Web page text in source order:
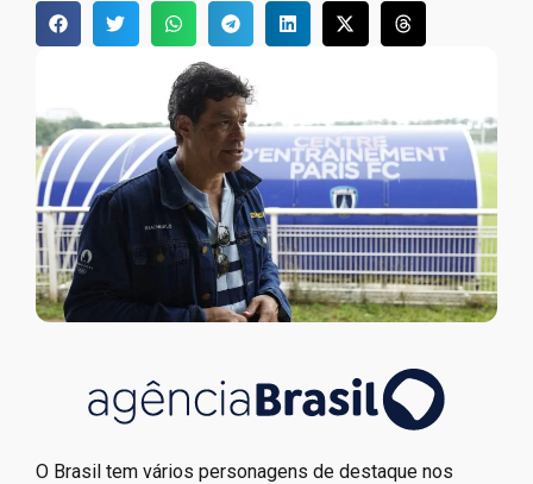
O Brasil tem vários personagens de destaque nos